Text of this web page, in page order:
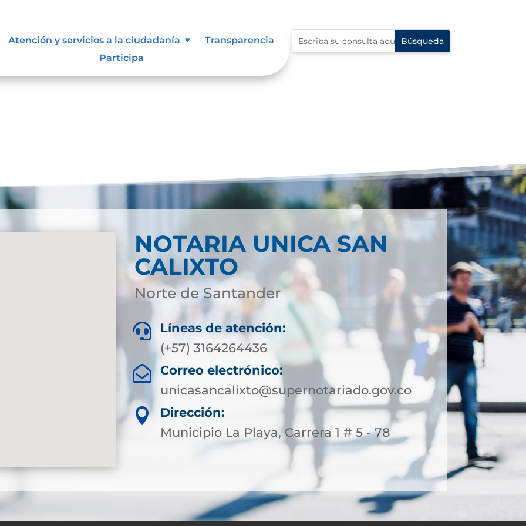
Atención y servicios a la ciudadanía
Transparencia
Participa
NOTARIA UNICA SAN
CALIXTO
Norte de Santander

Líneas de atención:
(+57) 3164264436

Correo electrónico:
unicasancalixto@supernotariado.gov.co

Dirección:
Municipio La Playa, Carrera 1 # 5 - 78